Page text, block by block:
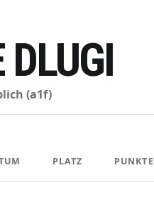
(a1f)
PLATZ PUNKTE